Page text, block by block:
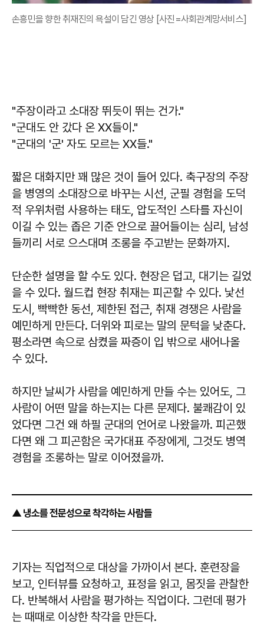
손흥민을 향한 취재진의 욕설이 담긴 영상 [사진=사회관계망서비스]
"주장이라고 소대장 뛰듯이 뛰는 건가."
"군대도 안 갔다 온 XX들이."
"군대의 '군' 자도 모르는 XX들."
짧은 대화지만 꽤 많은 것이 들어 있다. 축구장의 주장
을 병영의 소대장으로 바꾸는 시선, 군필 경험을 도덕
적 우위처럼 사용하는 태도, 압도적인 스타를 자신이
이길 수 있는 좁은 기준 안으로 끌어들이는 심리, 남성
들끼리 서로 으스대며 조롱을 주고받는 문화까지.
단순한 설명을 할 수도 있다. 현장은 덥고, 대기는 길었
을 수 있다. 월드컵 현장 취재는 피곤할 수 있다. 낯선
도시, 빡빡한 동선, 제한된 접근, 취재 경쟁은 사람을
예민하게 만든다. 더위와 피로는 말의 문턱을 낮춘다.
평소라면 속으로 삼켰을 짜증이 입 밖으로 새어나올
수 있다.
하지만 날씨가 사람을 예민하게 만들 수는 있어도, 그
사람이 어떤 말을 하는지는 다른 문제다. 불쾌감이 있
었다면 그건 왜 하필 군대의 언어로 나왔을까. 피곤했
다면 왜 그 피곤함은 국가대표 주장에게, 그것도 병역
경험을 조롱하는 말로 이어졌을까.
▲ 냉소를 전문성으로 착각하는 사람들
기자는 직업적으로 대상을 가까이서 본다. 훈련장을
보고, 인터뷰를 요청하고, 표정을 읽고, 몸짓을 관찰한
다. 반복해서 사람을 평가하는 직업이다. 그런데 평가
는 때때로 이상한 착각을 만든다.